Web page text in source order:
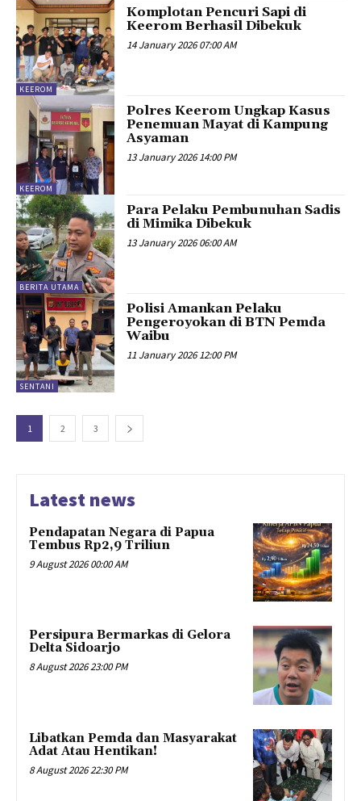
KEEROM
Komplotan Pencuri Sapi di
Keerom Berhasil Dibekuk
14 January 2026 07:00 AM
KEEROM
Polres Keerom Ungkap Kasus
Penemuan Mayat di Kampung
Asyaman
13 January 2026 14:00 PM
BERITA UTAMA
Para Pelaku Pembunuhan Sadis
di Mimika Dibekuk
13 January 2026 06:00 AM
SENTANI
Polisi Amankan Pelaku
Pengeroyokan di BTN Pemda
Waibu
11 January 2026 12:00 PM
1 2 3
Latest news
Pendapatan Negara di Papua
Tembus Rp2,9 Triliun
9 August 2026 00:00 AM
Persipura Bermarkas di Gelora
Delta Sidoarjo
8 August 2026 23:00 PM
Libatkan Pemda dan Masyarakat
Adat Atau Hentikan!
8 August 2026 22:30 PM